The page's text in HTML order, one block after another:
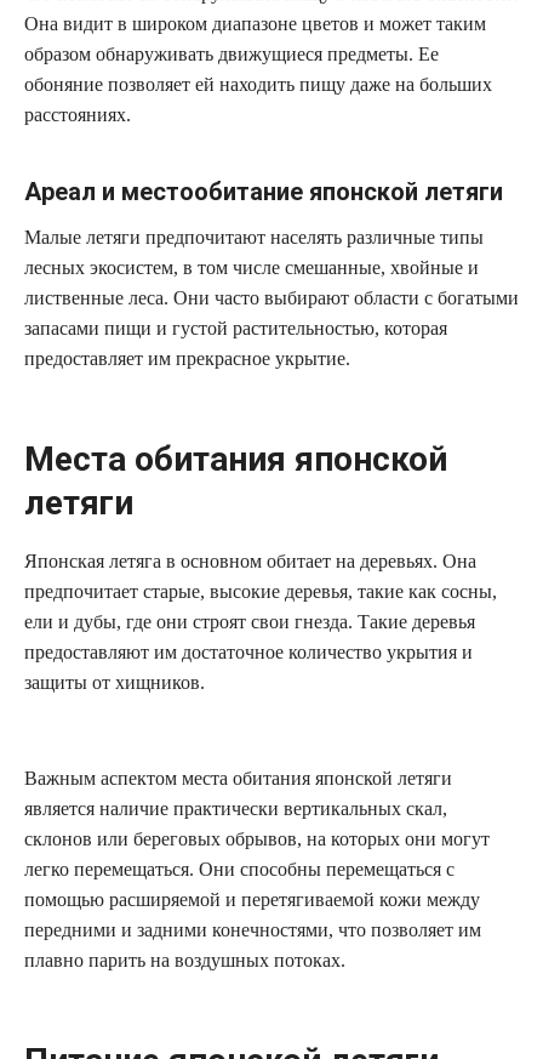
Она видит в широком диапазоне цветов и может таким
образом обнаруживать движущиеся предметы. Ее
обоняние позволяет ей находить пищу даже на больших
расстояниях.
Ареал и местообитание японской летяги
Малые летяги предпочитают населять различные типы
лесных экосистем, в том числе смешанные, хвойные и
лиственные леса. Они часто выбирают области с богатыми
запасами пищи и густой растительностью, которая
предоставляет им прекрасное укрытие.
Места обитания японской
летяги
Японская летяга в основном обитает на деревьях. Она
предпочитает старые, высокие деревья, такие как сосны,
ели и дубы, где они строят свои гнезда. Такие деревья
предоставляют им достаточное количество укрытия и
защиты от хищников.
Важным аспектом места обитания японской летяги
является наличие практически вертикальных скал,
склонов или береговых обрывов, на которых они могут
легко перемещаться. Они способны перемещаться с
помощью расширяемой и перетягиваемой кожи между
передними и задними конечностями, что позволяет им
плавно парить на воздушных потоках.